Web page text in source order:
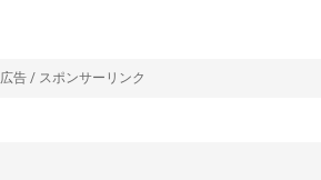
広告 / スポンサーリンク